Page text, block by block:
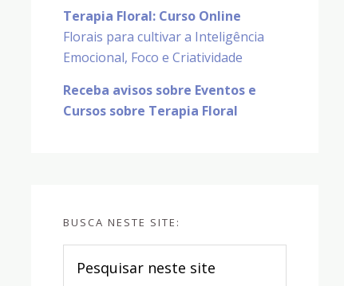
Terapia Floral: Curso Online
Florais para cultivar a Inteligência
Emocional, Foco e Criatividade
Receba avisos sobre Eventos e
Cursos sobre Terapia Floral
BUSCA NESTE SITE:
neste